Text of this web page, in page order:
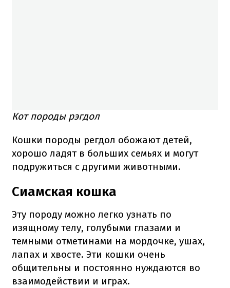
Кот породы рэгдол
Кошки породы регдол обожают детей,
хорошо ладят в больших семьях и могут
подружиться с другими животными.
Сиамская кошка
Эту породу можно легко узнать по
изящному телу, голубыми глазами и
темными отметинами на мордочке, ушах,
лапах и хвосте. Эти кошки очень
общительны и постоянно нуждаются во
взаимодействии и играх.